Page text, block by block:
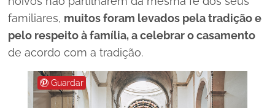
familiares, muitos foram levados pela tradição e
pelo respeito à família, a celebrar o casamento
de acordo com a tradição.
Guardar